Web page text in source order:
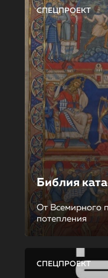
СПЕЦПРОЕКТ
Библия
От Всемирного
потепления
СПЕЦПРОЕКТ